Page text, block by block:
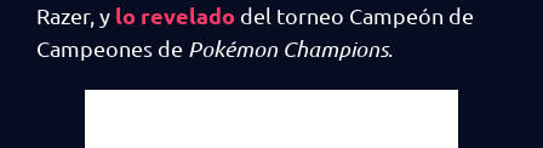
Razer, y lo revelado del torneo Campeón de
Campeones de Pokémon Champions.